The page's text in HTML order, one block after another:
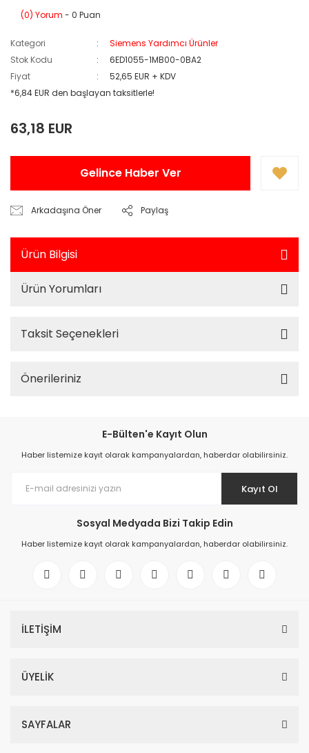
(0) Yorum - 0 Puan
Kategori
Siemens Yardımcı Ürünler
Stok Kodu
6ED1055-1MB00-0BA2
Fiyat
52,65 EUR + KDV
*6,84 EUR den başlayan taksitlerle!
63,18 EUR
Gelince Haber Ver
Arkadaşına Öner Paylaş
Ürün Bilgisi
Ürün Yorumları
Taksit Seçenekleri
Önerileriniz
E-Bülten'e Kayıt Olun
Haber listemize kayıt olarak kampanyalardan, haberdar olabilirsiniz.
Kayıt Ol
Sosyal Medyada Bizi Takip Edin
Haber listemize kayıt olarak kampanyalardan, haberdar olabilirsiniz.
İLETİŞİM
ÜYELİK
SAYFALAR